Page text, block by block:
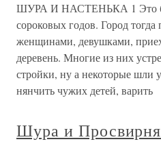
ШУРА И НАСТЕНЬКА 1 Это
сороковых годов. Город
женщинами, девушками,
деревень. Многие из них
стройки, ну а некоторые шли
нянчить чужих детей, варить
Шура и